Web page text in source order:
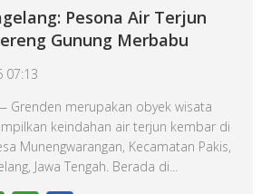
Pesona Air Terjun
Gunung Merbabu
07:13
Grenden merupakan obyek wisata
keindahan air terjun kembar di
Munengwarangan, Kecamatan Pakis,
Jawa Tengah. Berada di...